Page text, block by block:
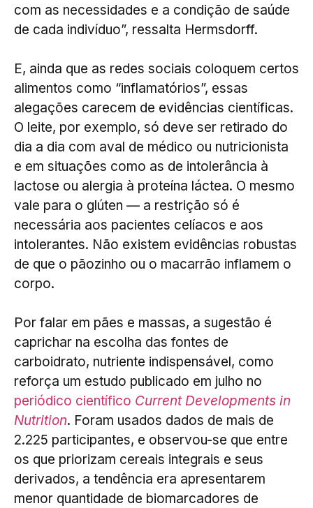
com as necessidades e a condição de saúde
de cada indivíduo”, ressalta Hermsdorff.
E, ainda que as redes sociais coloquem certos
alimentos como “inflamatórios”, essas
alegações carecem de evidências científicas.
O leite, por exemplo, só deve ser retirado do
dia a dia com aval de médico ou nutricionista
e em situações como as de intolerância à
lactose ou alergia à proteína láctea. O mesmo
vale para o glúten — a restrição só é
necessária aos pacientes celíacos e aos
intolerantes. Não existem evidências robustas
de que o pãozinho ou o macarrão inflamem o
corpo.
Por falar em pães e massas, a sugestão é
caprichar na escolha das fontes de
carboidrato, nutriente indispensável, como
reforça um estudo publicado em julho no
periódico científico Current Developments in
Nutrition. Foram usados dados de mais de
2.225 participantes, e observou-se que entre
os que priorizam cereais integrais e seus
derivados, a tendência era apresentarem
menor quantidade de biomarcadores de